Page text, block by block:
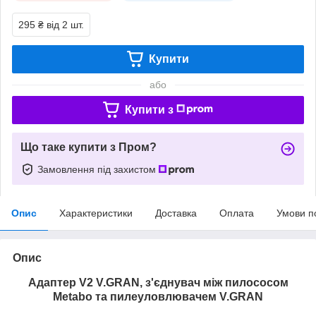
295 ₴ від 2 шт.
Купити
або
Купити з
Що таке купити з Пром?
Замовлення під захистом
Опис Характеристики Доставка Оплата Умови
Опис
Адаптер V2 V.GRAN, з'єднувач між пилососом
Metabo та пилеуловлювачем V.GRAN